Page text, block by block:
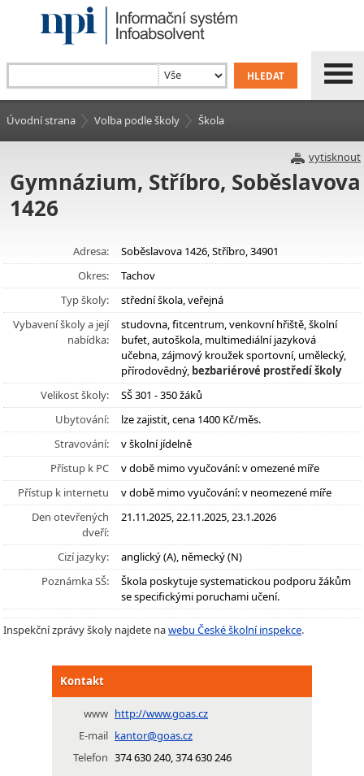
Úvodní strana Volba podle školy Škola
vytisknout
Gymnázium, Stříbro, Soběslavova
1426
Adresa:
Soběslavova 1426, Stříbro, 34901
Okres:
Tachov
Typ školy:
střední škola, veřejná
Vybavení školy a její
nabídka:
studovna, fitcentrum, venkovní hřiště, školní
bufet, autoškola, multimediální jazyková
učebna, zájmový kroužek sportovní, umělecký,
přírodovědný, bezbariérové prostředí školy
Velikost školy:
SŠ 301 - 350 žáků
Ubytování:
lze zajistit, cena 1400 Kč/měs.
Stravování:
v školní jídelně
Přístup k PC
v době mimo vyučování: v omezené míře
Přístup k internetu
v době mimo vyučování: v neomezené míře
Den otevřených
dveří:
21.11.2025, 22.11.2025, 23.1.2026
Cizí jazyky:
anglický (A), německý (N)
Poznámka SŠ:
Škola poskytuje systematickou podporu žákům
se specifickými poruchami učení.
Inspekční zprávy školy najdete nawebu České školní inspekce.
Kontakt
www http://www.goas.cz
E-mail kantor@goas.cz
Telefon 374 630 240, 374 630 246